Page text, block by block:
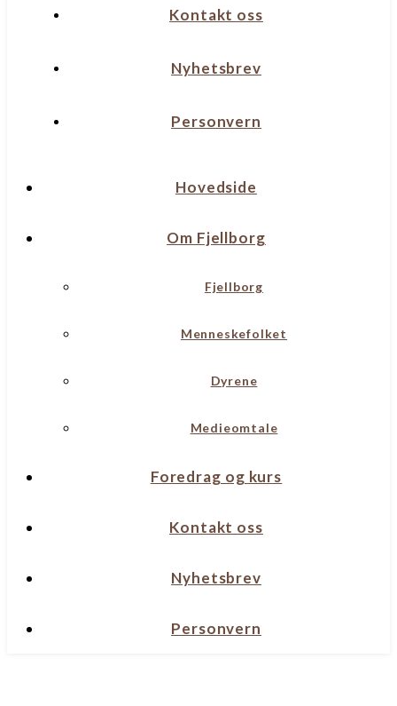
Kontakt oss
Nyhetsbrev
Personvern
Hovedside
Om Fjellborg
Fjellborg
Menneskefolket
Dyrene
Medieomtale
Foredrag og kurs
Kontakt oss
Nyhetsbrev
Personvern